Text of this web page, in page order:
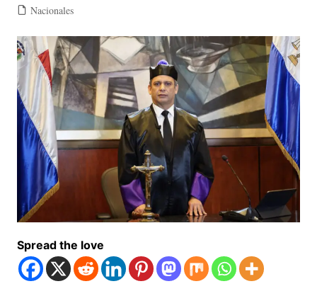
Nacionales
Spread the love